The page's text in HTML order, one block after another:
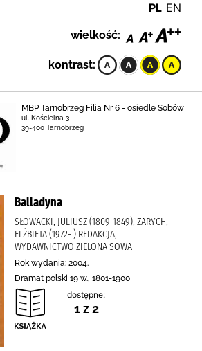
PL EN
wielkość:
kontrast:
MBP Tarnobrzeg Filia Nr 6 - osiedle Sobów
ul. Kościelna 3
39-400 Tarnobrzeg
Balladyna
SŁOWACKI, JULIUSZ (1809-1849), ZARYCH,
ELŻBIETA (1972- ) REDAKCJA,
WYDAWNICTWO ZIELONA SOWA
Rok wydania: 2004.
Dramat polski 19 w., 1801-1900
dostępne:
1 z 2